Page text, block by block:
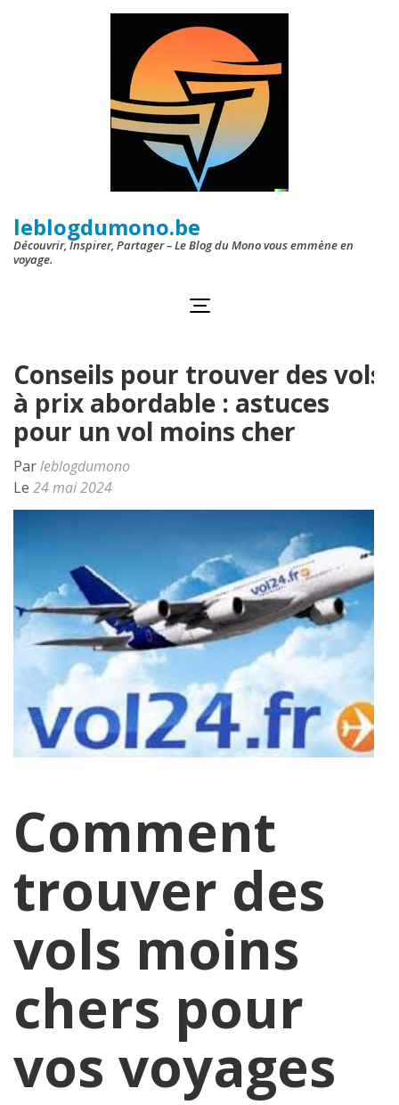
leblogdumono.be
Découvrir, Inspirer, Partager – Le Blog du Mono vous emmène en
voyage.
Conseils pour trouver des vols
à prix abordable : astuces
pour un vol moins cher
Parleblogdumono
Le 24 mai 2024
Comment
trouver des
vols moins
chers pour
vos voyages